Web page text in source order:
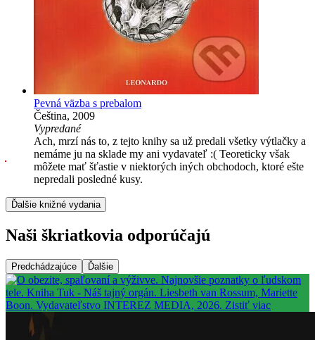
Pevná väzba s prebalom
Čeština, 2009
Vypredané
Ach, mrzí nás to, z tejto knihy sa už predali všetky výtlačky a
nemáme ju na sklade my ani vydavateľ :( Teoreticky však
môžete mať šťastie v niektorých iných obchodoch, ktoré ešte
nepredali posledné kusy.
Ďalšie knižné vydania
Naši škriatkovia odporúčajú
Predchádzajúce Ďalšie